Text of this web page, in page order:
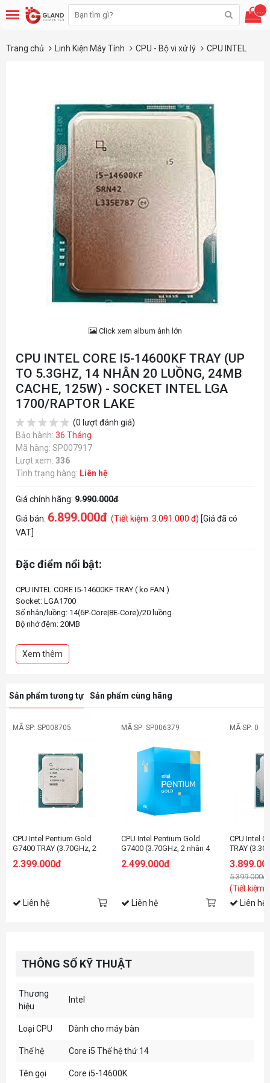
...
Trang chủ Linh Kiện Máy Tính CPU - Bộ vi xử lý CPU INTEL
Click xem album ảnh lớn
CPU INTEL CORE I5-14600KF TRAY (UP
TO 5.3GHZ, 14 NHÂN 20 LUỒNG, 24MB
CACHE, 125W) - SOCKET INTEL LGA
1700/RAPTOR LAKE
(0 lượt đánh giá)
Bảo hành: 36 Tháng
Mã hàng: SP007917
Lượt xem: 336
Tình trạng hàng: Liên hệ
Giá chính hãng: 9.990.000đ
Giá bán: 6.899.000đ (Tiết kiệm: 3.091.000 đ) [Giá đã có
VAT]
Đặc điểm nổi bật:
CPU INTEL CORE I5-14600KF TRAY ( ko FAN )
Socket: LGA1700
Số nhân/luồng: 14(6P-Core|8E-Core)/20 luồng
Bộ nhớ đệm: 20MB
Boost Clock (P-Core): 5.3 GHz
Xem thêm
Sản phẩm tương tự Sản phẩm cùng hãng
MÃ SP: SP008705
CPU Intel Pentium Gold
G7400 TRAY (3.70GHz, 2
46W) - Socket Intel
2.399.000đ
Liên hệ
MÃ SP: SP006379
CPU Intel Pentium Gold
G7400 (3.70GHz, 2 nhân 4
Socket Intel LGA1700)
2.499.000đ
Liên hệ
MÃ SP: 0
CPU Intel
TRAY
12MB
Intel LGA
5.399.000đ
(Tiết kiệm:
Liên hệ
THÔNG SỐ KỸ THUẬT
Thương
hiệu
Intel
Loại CPU Dành cho máy bàn
Thế hệ Core i5 Thế hệ thứ 14
Tên gọi Core i5-14600K